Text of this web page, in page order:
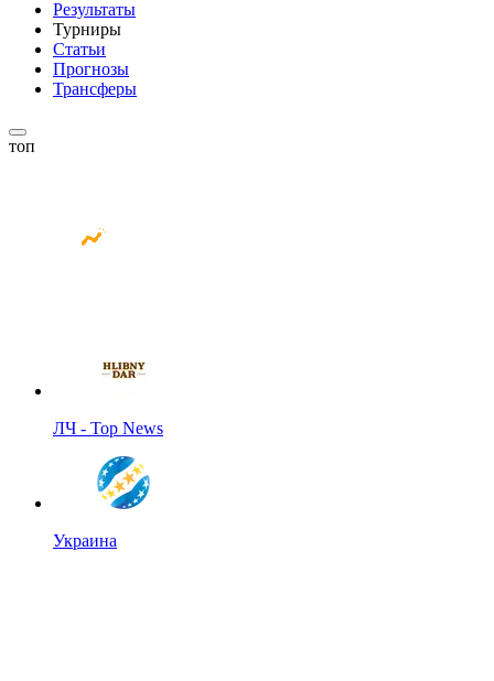
Результаты
Турниры
Статьи
Прогнозы
Трансферы
топ
ЛЧ - Top News
Украина